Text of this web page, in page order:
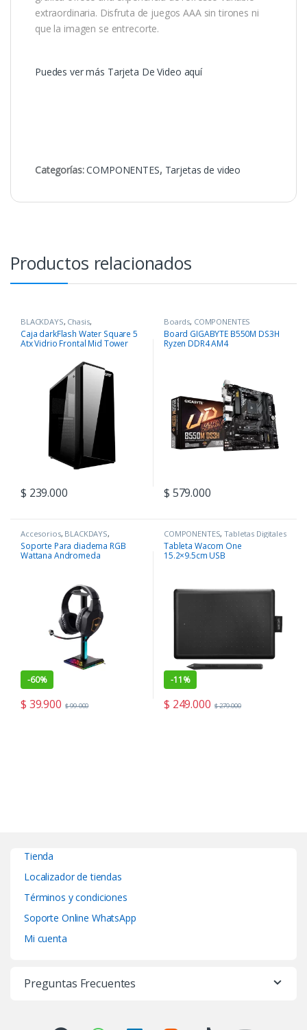
extraordinaria. Disfruta de juegos AAA sin tirones ni
que la imagen se entrecorte.
Puedes ver más Tarjeta De Video aquí
Categorías:COMPONENTES, Tarjetas de video
Productos relacionados
BLACKDAYS, Chasis,
COMPONENTES
Caja darkFlash Water Square 5
Atx Vidrio Frontal Mid Tower
$ 239.000
Boards, COMPONENTES
Board GIGABYTE B550M DS3H
Ryzen DDR4 AM4
$ 579.000
Accesorios, BLACKDAYS,
COMPONENTES , Periféricos
Soporte Para diadema RGB
Wattana Andromeda
-60%
$ 39.900 $99.000
COMPONENTES,Tabletas Digitales
Tableta Wacom One
15.2×9.5cm USB
-11%
$ 249.000 $279.000
Tienda
Localizador de tiendas
Términos y condiciones
Soporte Online WhatsApp
Mi cuenta
Preguntas Frecuentes